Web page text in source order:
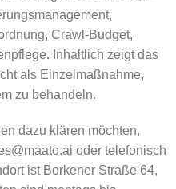
Crawl-Budget,
Inhaltlich zeigt das
als Einzelmaßnahme,
zu behandeln.
dazu klären möchten,
oder telefonisch
ist Borkener Straße 64,